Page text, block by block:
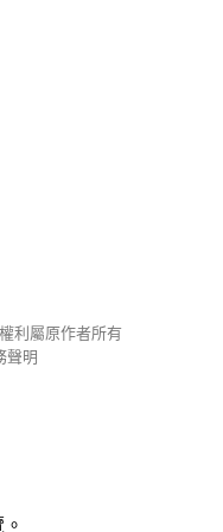
利屬原作者所有
聲明